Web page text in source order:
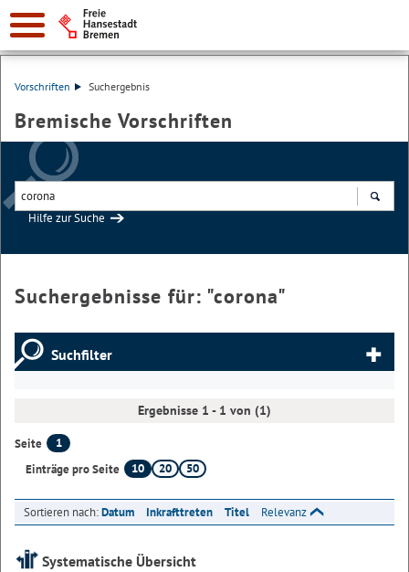
Vorschriften Suchergebnis
Bremische Vorschriften
Hilfe zur Suche
Suchergebnisse für: "corona"
Suchfilter
Ergebnisse 1 - 1 von (1)
Seite
1
Einträge pro Seite
10 20 50
Sortieren nach:Datum Inkrafttreten Titel Relevanz
Systematische Übersicht